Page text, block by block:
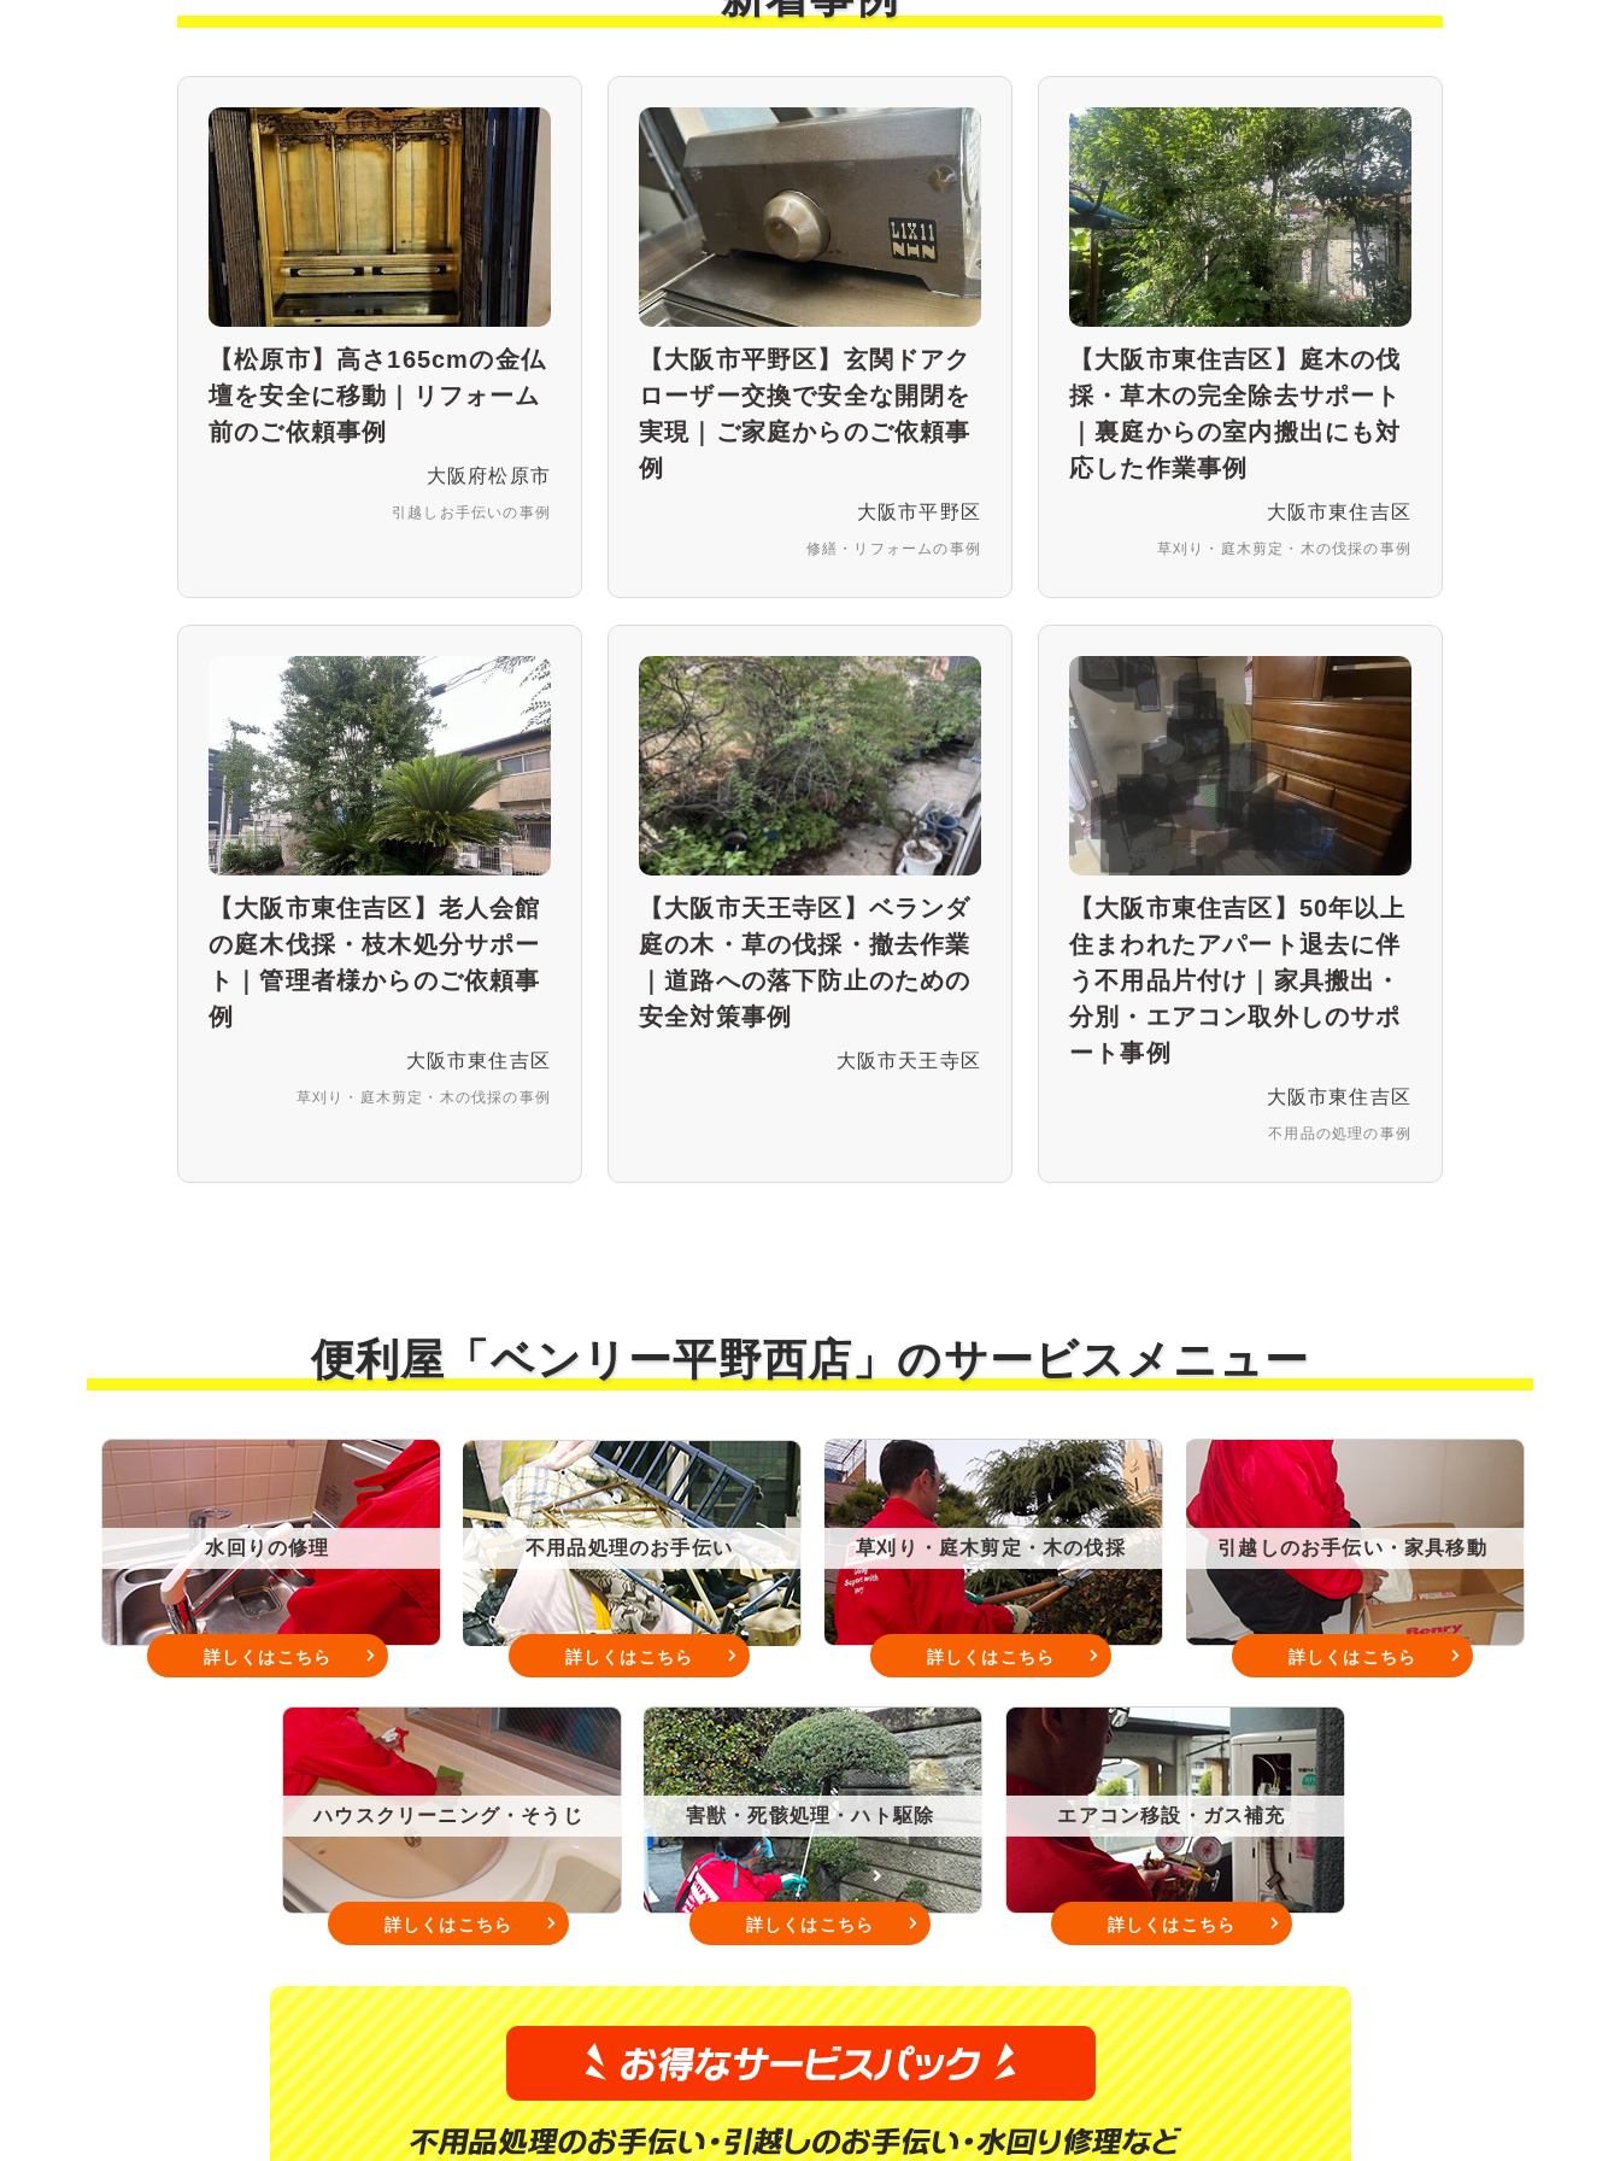
【松原市】高さ165cmの金仏
壇を安全に移動｜リフォーム
前のご依頼事例
大阪府松原市
引越しお手伝いの事例
【大阪市平野区】玄関ドアク
ローザー交換で安全な開閉を
実現｜ご家庭からのご依頼事
例
大阪市平野区
修繕・リフォームの事例
【大阪市東住吉区】庭木の伐
採・草木の完全除去サポート
｜裏庭からの室内搬出にも対
応した作業事例
大阪市東住吉区
草刈り・庭木剪定・木の伐採の事例
【大阪市東住吉区】老人会館
の庭木伐採・枝木処分サポー
ト｜管理者様からのご依頼事
例
大阪市東住吉区
草刈り・庭木剪定・木の伐採の事例
【大阪市天王寺区】ベランダ
庭の木・草の伐採・撤去作業
｜道路への落下防止のための
安全対策事例
大阪市天王寺区
【大阪市東住吉区】50年以上
住まわれたアパート退去に伴
う不用品片付け｜家具搬出・
分別・エアコン取外しのサポ
ート事例
大阪市東住吉区
不用品の処理の事例
便利屋「ベンリー平野西店」のサービスメニュー
水回りの修理
詳しくはこちら
不用品処理のお手伝い
詳しくはこちら
草刈り・庭木剪定・木の伐採
詳しくはこちら
引越しのお手伝い・家具移動
詳しくはこちら
ハウスクリーニング・そうじ
詳しくはこちら
害獣・死骸処理・ハト駆除
詳しくはこちら
エアコン移設・ガス補充
詳しくはこちら